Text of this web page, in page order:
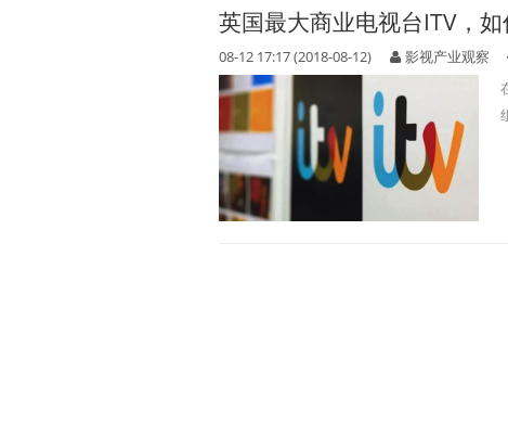
英国最大商业电视台ITV，
08-12 17:17 (2018-08-12) 影视产业观察